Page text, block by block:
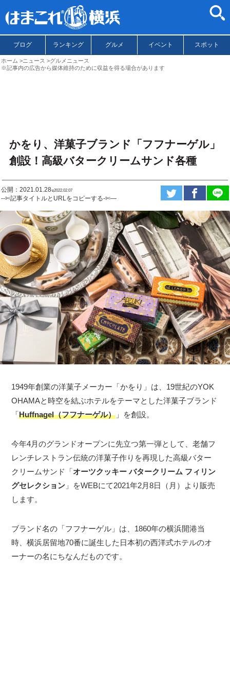
ブログ ランキング グルメ イベント スポット
ホーム ニュース
グルメニュース
※記事内の広告から媒体維持のために収益を得る場合があります
かをり、洋菓子ブランド「フフナーゲル」
創設！高級バタークリームサンド各種
公開：2021.01.28ಇ2022.02.07
--✄記事タイトルとURLをコピーする-✄—
1949年創業の洋菓子メーカー「かをり」は、19世紀のYOK
OHAMAと時空を結ぶホテルをテーマとした洋菓子ブランド
「Huffnagel（フフナーゲル） 」を創設。
今年4月のグランドオープンに先立つ第一弾として、老舗フ
レンチレストラン伝統の洋菓子作りを再現した高級バター
クリームサンド「オーツクッキー バタークリーム フィリン
グセレクション 」をWEBにて2021年2月8日（月）より販売
します。
ブランド名の「フフナーゲル」は、1860年の横浜開港当
時、横浜居留地70番に誕生した日本初の西洋式ホテルのオ
ーナーの名にちなんだものです。